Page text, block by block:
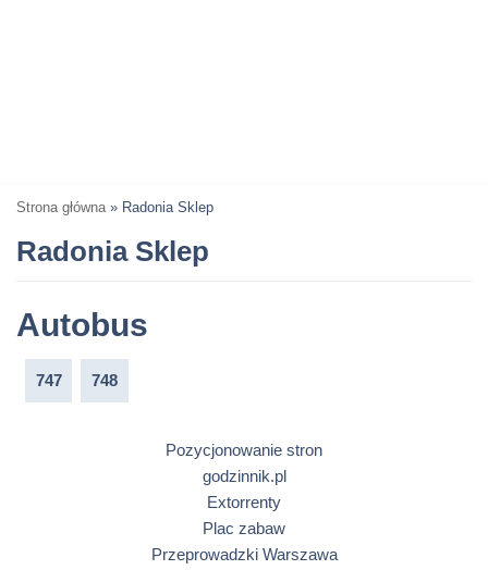
Strona główna » Radonia Sklep
Radonia Sklep
Autobus
747 748
Pozycjonowanie stron
godzinnik.pl
Extorrenty
Plac zabaw
Przeprowadzki Warszawa